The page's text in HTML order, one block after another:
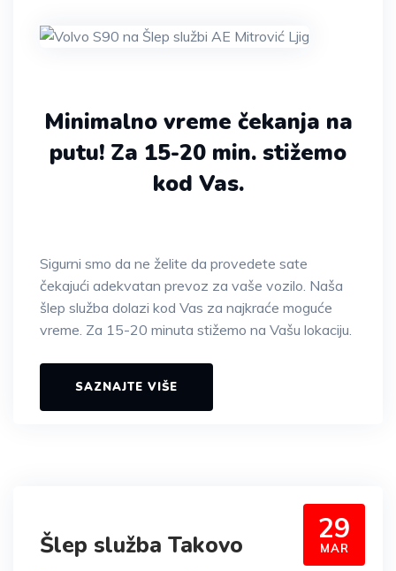
Minimalno vreme čekanja na
putu! Za 15-20 min. stižemo
kod Vas.
Sigurni smo da ne želite da provedete sate
čekajući adekvatan prevoz za vaše vozilo. Naša
šlep služba dolazi kod Vas za najkraće moguće
vreme. Za 15-20 minuta stižemo na Vašu lokaciju.
SAZNAJTE VIŠE
29
MAR
Šlep služba Takovo